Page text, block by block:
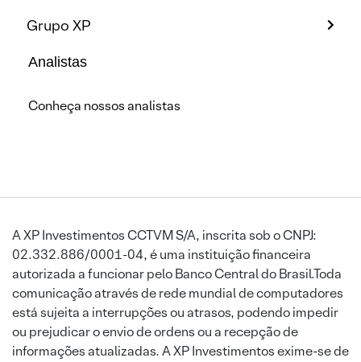
Grupo XP
Analistas
Conheça nossos analistas
A XP Investimentos CCTVM S/A, inscrita sob o CNPJ:
02.332.886/0001-04, é uma instituição financeira
autorizada a funcionar pelo Banco Central do Brasil.Toda
comunicação através de rede mundial de computadores
está sujeita a interrupções ou atrasos, podendo impedir
ou prejudicar o envio de ordens ou a recepção de
informações atualizadas. A XP Investimentos exime-se de